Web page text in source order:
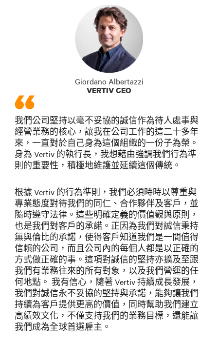
Giordano Albertazzi
VERTIV CEO
我們公司堅持以毫不妥協的誠信作為待人處事與
經營業務的核心，讓我在公司工作的這二十多年
來，一直對於自己身為這個組織的一份子為榮。
身為 Vertiv 的執行長，我想藉由強調我們行為準
則的重要性，積極地維護並延續這個傳統。
根據 Vertiv 的行為準則，我們必須時時以尊重與
專業態度對待我們的同仁、合作夥伴及客戶，並
隨時遵守法律。這些明確定義的價值觀與原則，
也是我們對客戶的承諾。正因為我們對誠信秉持
無與倫比的承諾，使得客戶知道我們是一間值得
信賴的公司，而且公司內的每個人都是以正確的
方式做正確的事。這項對誠信的堅持亦擴及至跟
我們有業務往來的所有對象，以及我們營運的任
何地點。 我有信心，隨著 Vertiv 持續成長發展，
我們對誠信永不妥協的堅持與承諾，能夠讓我們
持續為客戶提供更高的價值，同時幫助我們建立
高績效文化，不僅支持我們的業務目標，還能讓
我們成為全球首選雇主。